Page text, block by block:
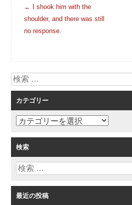
投
稿
ナ
シ
ョ
ン
←
I shook him with the
shoulder, and there was still
no response.
検
索
カテゴリー
カ
ゴ
リ
ー
検索
検
最近の投稿